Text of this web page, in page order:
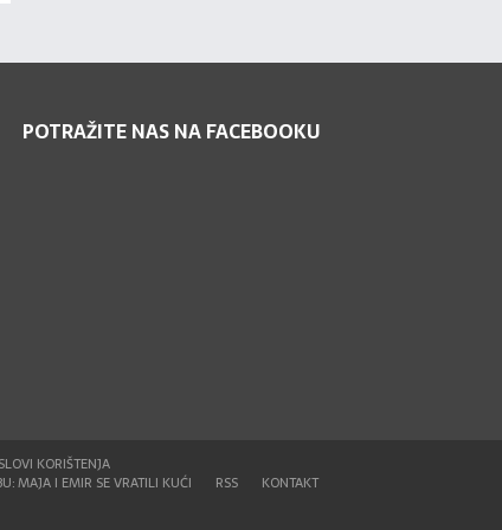
POTRAŽITE NAS NA FACEBOOKU
KORIŠTENJA
MAJA I EMIR SE VRATILI KUĆI
RSS KONTAKT